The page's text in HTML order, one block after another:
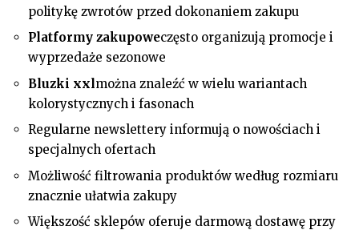
politykę zwrotów przed dokonaniem zakupu
Platformy zakupoweczęsto organizują promocje i
wyprzedaże sezonowe
Bluzki xxlmożna znaleźć w wielu wariantach
kolorystycznych i fasonach
Regularne newslettery informują o nowościach i
specjalnych ofertach
Możliwość filtrowania produktów według rozmiaru
znacznie ułatwia zakupy
Większość sklepów oferuje darmową dostawę przy